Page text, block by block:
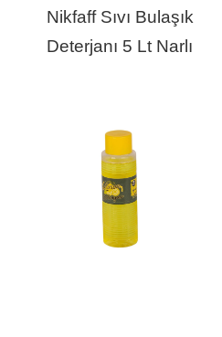
Nikfaff Sıvı Bulaşık
Deterjanı 5 Lt Narlı